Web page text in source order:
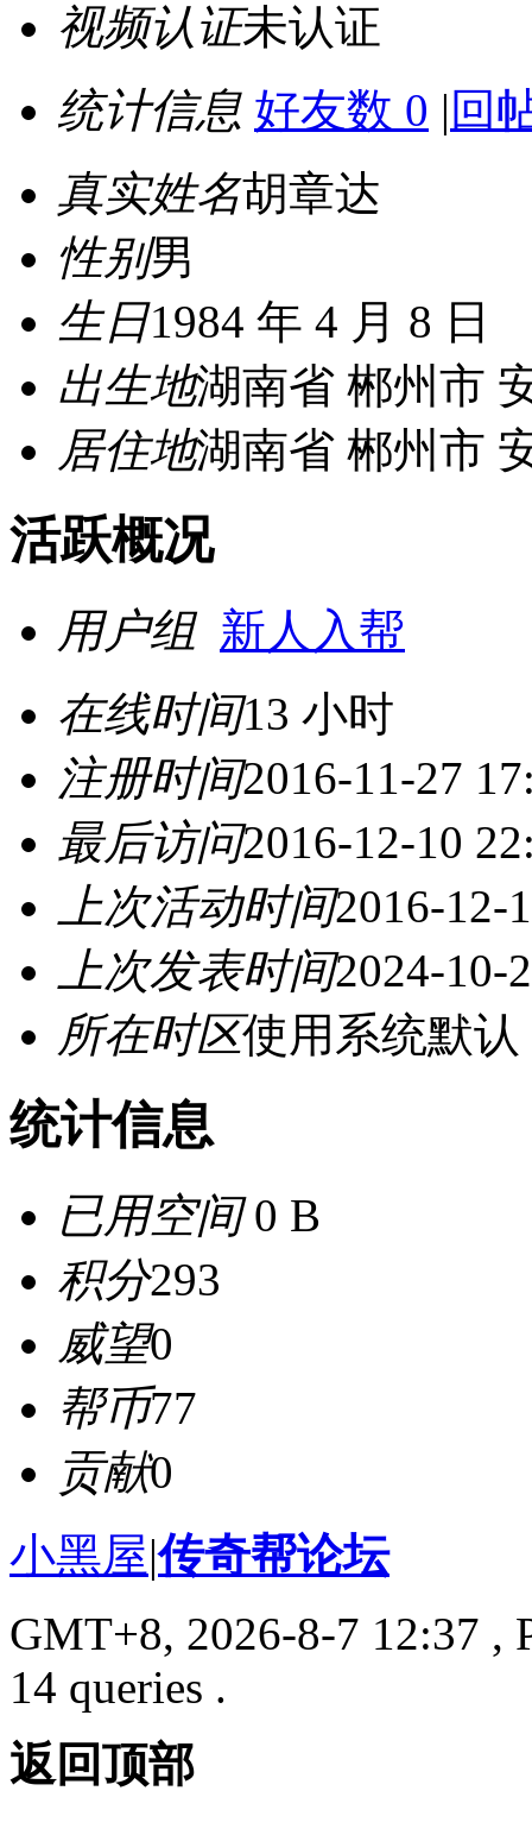
视频认证未认证
统计信息 好友数 0 | 回
真实姓名胡章达
性别男
生日1984 年 4 月 8 日
出生地湖南省 郴州市
居住地湖南省 郴州市
活跃概况
用户组 新人入帮
在线时间13 小时
注册时间2016-11-27
最后访问2016-12-10
上次活动时间2016-12-
上次发表时间2024-10-
所在时区使用系统默认
统计信息
已用空间0 B
积分293
威望0
帮币77
贡献0
小黑屋|传奇帮论坛
GMT+8, 2026-8-7 12:37 ,
14 queries .
返回顶部